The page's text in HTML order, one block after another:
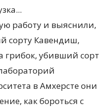
работу и выяснили,
сорту Кавендиш,
грибок, убивший сорт
в Амхерсте они
как бороться с